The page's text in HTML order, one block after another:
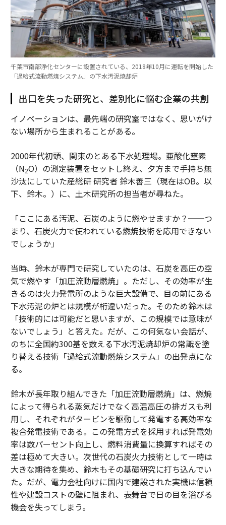
千葉市南部浄化センターに設置されている、2018年10月に運転を開始した
「過給式流動燃焼システム」の下水汚泥焼却炉
出口を失った研究と、差別化に悩む企業の共創
イノベーションは、最先端の研究室ではなく、思いがけ
ない場所から生まれることがある。
2000年代初頭、関東のとある下水処理場。亜酸化窒素
（N2O）の測定装置をセットし終え、夕方まで手持ち無
沙汰にしていた産総研 研究者 鈴木善三（現在はOB。以
下、鈴木。）に、土木研究所の担当者が尋ねた。
「ここにある汚泥、石炭のように燃やせますか？──つ
まり、石炭火力で使われている燃焼技術を応用できない
でしょうか」
当時、鈴木が専門で研究していたのは、石炭を高圧の空
気で燃やす「加圧流動層燃焼」。ただし、その効率が生
きるのは火力発電所のような巨大設備で、目の前にある
下水汚泥の炉とは規模が桁違いだった。そのため鈴木は
「技術的には可能だと思いますが、この規模では意味が
ないでしょう」と答えた。だが、この何気ない会話が、
のちに全国約300基を数える下水汚泥焼却炉の常識を塗
り替える技術「過給式流動燃焼システム」の出発点にな
る。
鈴木が長年取り組んできた「加圧流動層燃焼」は、燃焼
によって得られる蒸気だけでなく高温高圧の排ガスも利
用し、それぞれがタービンを駆動して発電する高効率な
複合発電技術である。この発電方式を採用すれば発電効
率は数パーセント向上し、燃料消費量に換算すればその
差は極めて大きい。次世代の石炭火力技術として一時は
大きな期待を集め、鈴木もその基礎研究に打ち込んでい
た。だが、電力会社向けに国内で建設された実機は信頼
性や建設コストの壁に阻まれ、表舞台で日の目を浴びる
機会を失ってしまう。